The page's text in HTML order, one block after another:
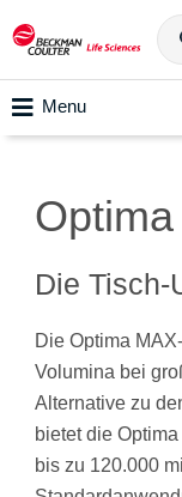
Menu
Die Tisch-
Die Optima
Volumina bei
Alternative zu
bietet die
bis zu 120.000